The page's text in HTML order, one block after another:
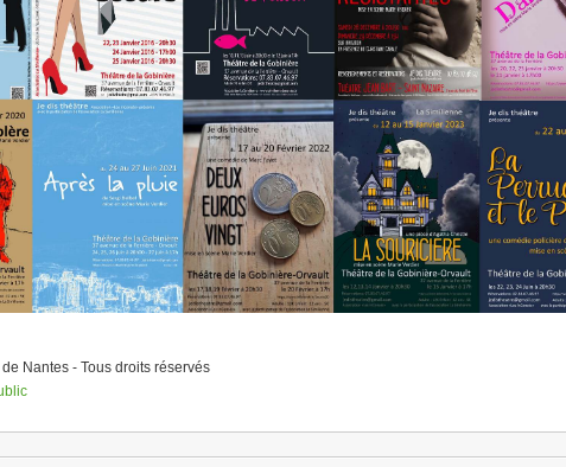
Quand
: le lundi soir de 20h à 22h
: dans les locaux de l'association La Similienne, salle
Tarif: 350€ l'année + cotisation à l'association La
Contact: Marie VERDIER -
Mon parcours
de Paris, de l'École de la Rue Blanche et
artistique de l'Opéra Graslin, et d'Odette Lost, j'ai
THEATRE, qui a présenté près de 40 pièces dans
⇒ Réserver maintenant
Nantes - Tous droits réservés